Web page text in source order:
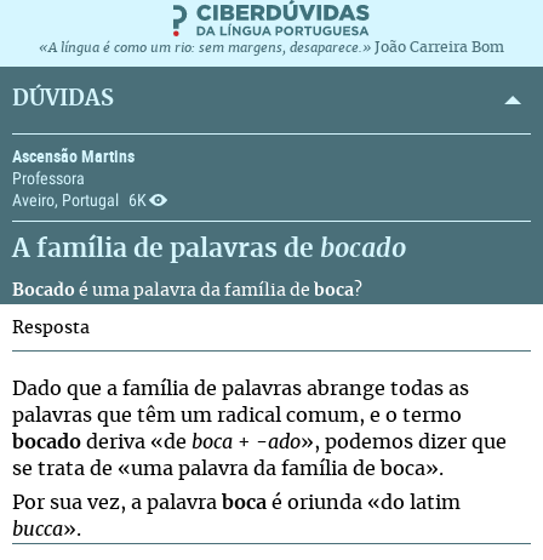
«A língua é como um rio: sem margens, desaparece.» João Carreira Bom
DÚVIDAS
Ascensão Martins
Professora
Aveiro, Portugal
6K
A família de palavras de bocado
Bocado é uma palavra da família de boca?
Resposta
Dado que a família de palavras abrange todas as
palavras que têm um radical comum, e o termo
bocado deriva «de boca + -ado», podemos dizer que
se trata de «uma palavra da família de boca».
Por sua vez, a palavra boca é oriunda «do latim
bucca».